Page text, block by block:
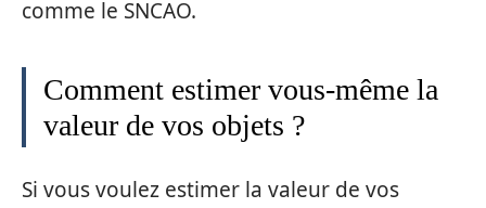
comme le SNCAO.
Comment estimer vous-même la
valeur de vos objets ?
Si vous voulez estimer la valeur de vos